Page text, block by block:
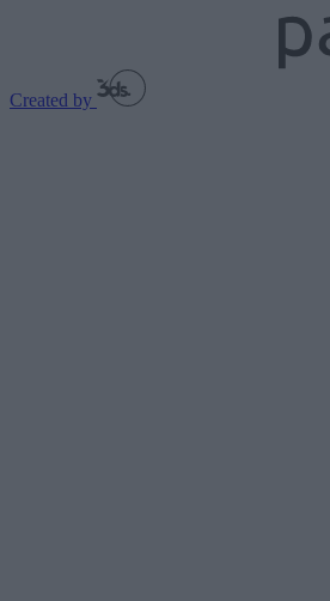
Created by